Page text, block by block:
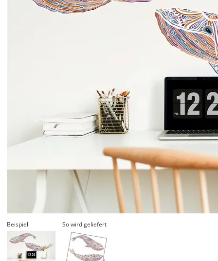
Beispiel So wird geliefert